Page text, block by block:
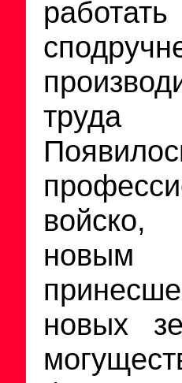
труда
войско,
новым
новых